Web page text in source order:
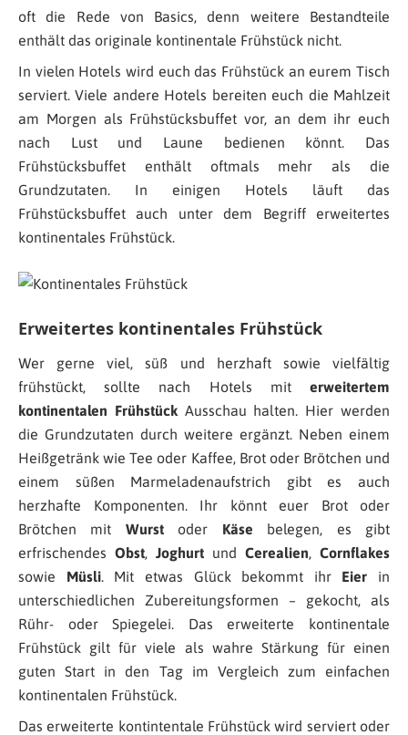
oft die Rede von Basics, denn weitere Bestandteile
enthält das originale kontinentale Frühstück nicht.
In vielen Hotels wird euch das Frühstück an eurem Tisch
serviert. Viele andere Hotels bereiten euch die Mahlzeit
am Morgen als Frühstücksbuffet vor, an dem ihr euch
nach Lust und Laune bedienen könnt. Das
Frühstücksbuffet enthält oftmals mehr als die
Grundzutaten. In einigen Hotels läuft das
Frühstücksbuffet auch unter dem Begriff erweitertes
kontinentales Frühstück.
Erweitertes kontinentales Frühstück
Wer gerne viel, süß und herzhaft sowie vielfältig
frühstückt, sollte nach Hotels mit erweitertem
kontinentalen FrühstückAusschau halten. Hier werden
die Grundzutaten durch weitere ergänzt. Neben einem
Heißgetränk wie Tee oder Kaffee, Brot oder Brötchen und
einem süßen Marmeladenaufstrich gibt es auch
herzhafte Komponenten. Ihr könnt euer Brot oder
Brötchen mit Wurstoder Käse belegen, es gibt
erfrischendes Obst, Joghurt und Cerealien, Cornflakes
sowie Müsli. Mit etwas Glück bekommt ihr Eier in
unterschiedlichen Zubereitungsformen – gekocht, als
Rühr- oder Spiegelei. Das erweiterte kontinentale
Frühstück gilt für viele als wahre Stärkung für einen
guten Start in den Tag im Vergleich zum einfachen
kontinentalen Frühstück.
Das erweiterte kontintentale Frühstück wird serviert oder